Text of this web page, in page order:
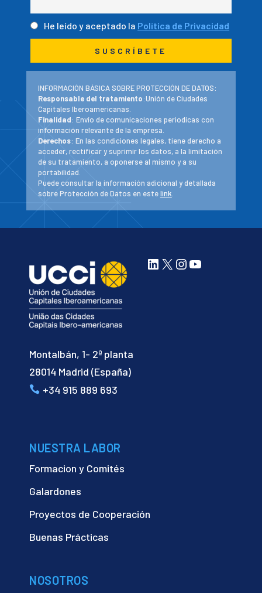
He leído y aceptado la Política de Privacidad
INFORMACIÓN BÁSICA SOBRE PROTECCIÓN DE DATOS:
Responsable del tratamiento:Unión de Ciudades
Capitales Iberoamericanas.
Finalidad: Envío de comunicaciones periodicas con
información relevante de la empresa.
Derechos: En las condiciones legales, tiene derecho a
acceder, rectificar y suprimir los datos, a la limitación
de su tratamiento, a oponerse al mismo y a su
portabilidad.
Puede consultar la información adicional y detallada
sobre Protección de Datos en estelink
Montalbán, 1- 2ª planta
28014 Madrid (España)
+34 915 889 693
LinkedIn
X Instagram
YouTube
NUESTRA LABOR
Formacion y Comités
Galardones
Proyectos de Cooperación
Buenas Prácticas
NOSOTROS